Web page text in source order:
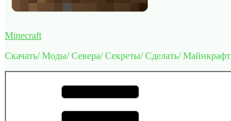
Minecraft
Скачать/ Моды/ Севера/ Секреты/ Сделать/ Майнкрафт